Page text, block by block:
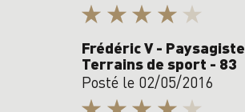
Frédéric V - Paysagiste
Terrains de sport - 83
Posté le 02/05/2016